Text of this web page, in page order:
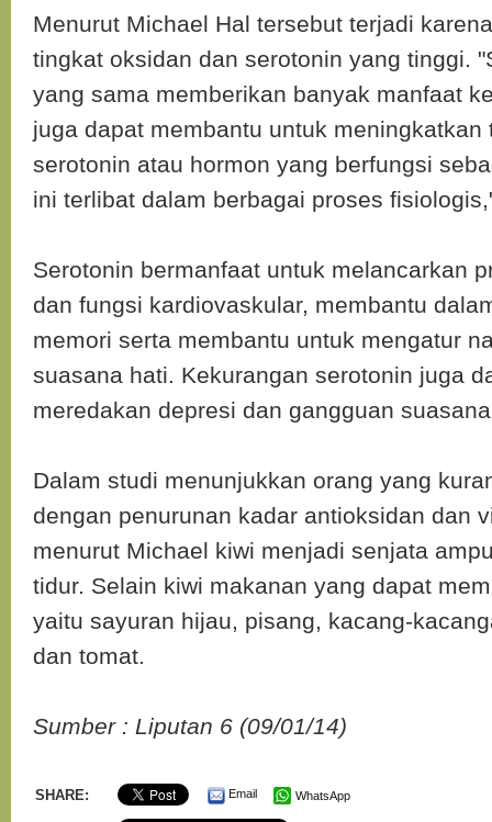
Menurut Michael Hal tersebut terjadi
tingkat oksidan dan serotonin yang tinggi.
yang sama memberikan banyak manfaat
juga dapat membantu untuk meningkatkan
serotonin atau hormon yang berfungsi
ini terlibat dalam berbagai proses
Serotonin bermanfaat untuk melancarkan
dan fungsi kardiovaskular, membantu
memori serta membantu untuk mengatur
suasana hati. Kekurangan serotonin juga
meredakan depresi dan gangguan
Dalam studi menunjukkan orang yang
dengan penurunan kadar antioksidan dan
menurut Michael kiwi menjadi senjata
tidur. Selain kiwi makanan yang dapat
yaitu sayuran hijau, pisang, kacang-
dan tomat.
Sumber : Liputan 6 (09/01/14)
SHARE: Email WhatsApp